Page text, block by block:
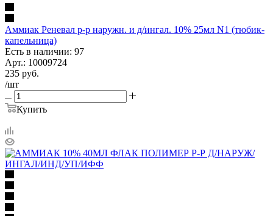
Аммиак Реневал р-р наружн. и д/ингал. 10% 25мл N1 (тюбик-
капельница)
Есть в наличии: 97
Арт.: 10009724
235 руб.
/шт
Купить